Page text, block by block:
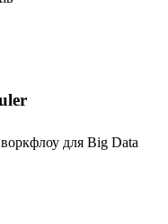
воркфлоу для Big Data